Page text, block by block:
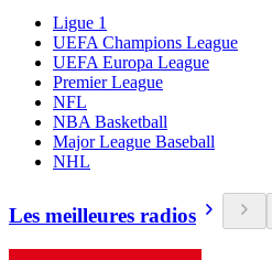
Ligue 1
UEFA Champions League
UEFA Europa League
Premier League
NFL
NBA Basketball
Major League Baseball
NHL
Les meilleures radios